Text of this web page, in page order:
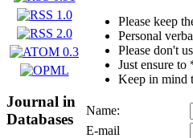
Journal in
Databases
Please keep
Personal
Please don't
Just ensure
Keep in mind
Name:
E-mail